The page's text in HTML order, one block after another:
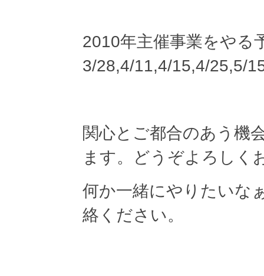
2010年主催事業をやる
3/28,4/11,4/15,4/25,5/
関心とご都合のあう機
ます。どうぞよろしく
何か一緒にやりたいな
絡ください。